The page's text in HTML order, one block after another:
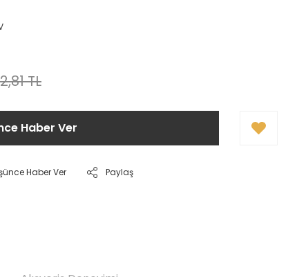
TL
Haber Ver
Haber Ver Paylaş